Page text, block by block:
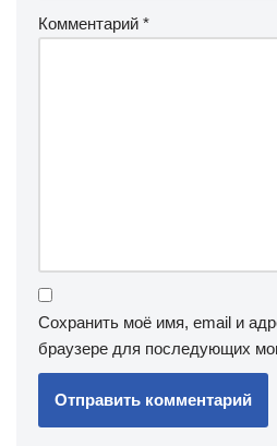
Комментарий *
Сохранить моё имя, email и
браузере для последующих